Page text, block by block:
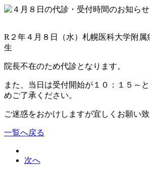
R２年４月８日（水）札幌医科大学附
生
院長不在のため代診となります。
また、当日は受付開始が１０：１５～
めご了承ください。
ご迷惑をおかけしますが宜しくお願い致
一覧へ戻る
次へ